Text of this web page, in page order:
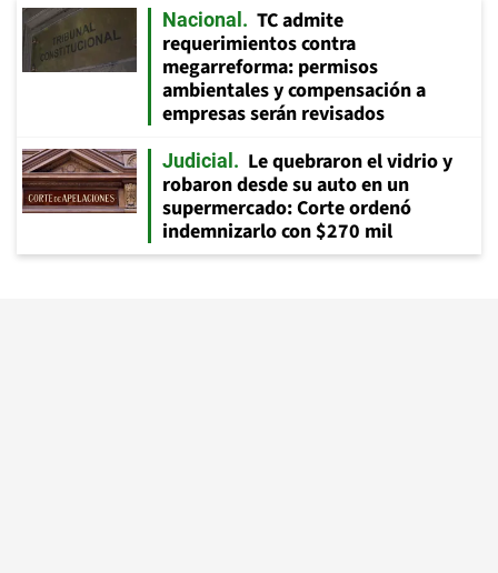
Nacional
TC admite
requerimientos contra
megarreforma: permisos
ambientales y compensación a
empresas serán revisados
Judicial
Le quebraron el vidrio y
robaron desde su auto en un
supermercado: Corte ordenó
indemnizarlo con $270 mil